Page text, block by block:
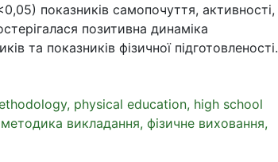
показників самопочуття, активності,
позитивна динаміка
та показників фізичної підготовленості.
physical education, high school
викладання, фізичне виховання,